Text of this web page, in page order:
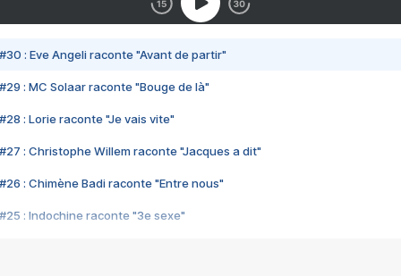
#30 : Eve Angeli raconte "Avant de partir"
#29 : MC Solaar raconte "Bouge de là"
#28 : Lorie raconte "Je vais vite"
#27 : Christophe Willem raconte "Jacques a dit"
#26 : Chimène Badi raconte "Entre nous"
#25 : Indochine raconte "3e sexe"